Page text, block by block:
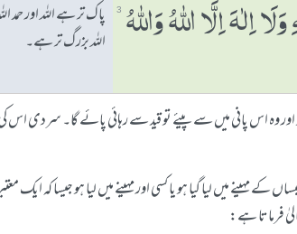
اِلٰہَ اِلَّا ﷲُ وَﷲُ 3
پاک تر ہے اللہ اور
اللہ بزرگ تر ہے۔
اور وہ اس پانی میں سے پیئے تو قید سے رہائی پائے گا۔
کے مہینے میں لیا گیا ہو یا کسی اور مہینے میں لیا ہو جیسا کہ
فرماتا ہے: